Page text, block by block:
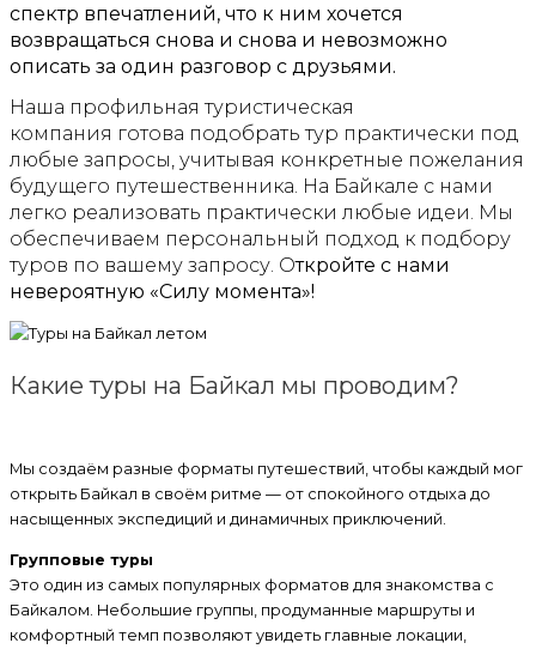
спектр впечатлений, что к ним хочется
возвращаться снова и снова и невозможно
описать за один разговор с друзьями.
Наша профильная туристическая
компания готова подобрать тур практически под
любые запросы, учитывая конкретные пожелания
будущего путешественника. На Байкале с нами
легко реализовать практически любые идеи. Мы
обеспечиваем персональный подход к подбору
туров по вашему запросу. Откройте с нами
невероятную «Силу момента»!
Какие туры на Байкал мы проводим?
Мы создаём разные форматы путешествий, чтобы каждый мог
открыть Байкал в своём ритме — от спокойного отдыха до
насыщенных экспедиций и динамичных приключений.
Групповые туры
Это один из самых популярных форматов для знакомства с
Байкалом. Небольшие группы, продуманные маршруты и
комфортный темп позволяют увидеть главные локации,